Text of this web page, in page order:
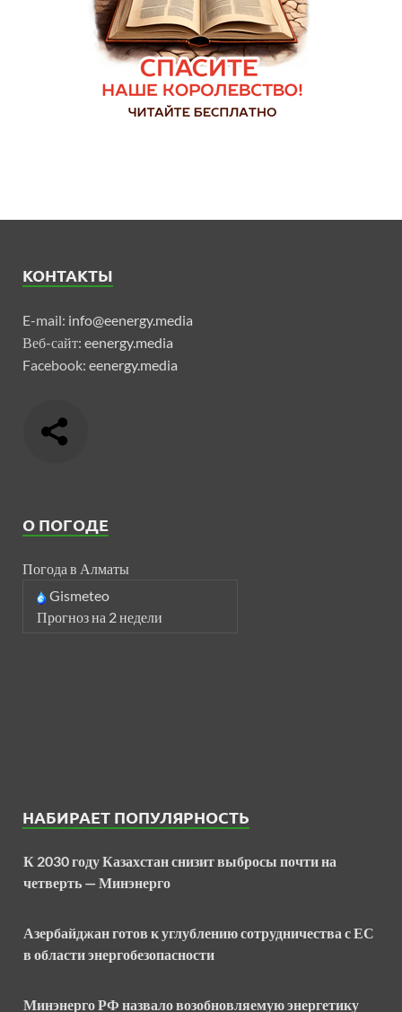
КОНТАКТЫ
E-mail: info@eenergy.media
Веб-сайт: eenergy.media
Facebook: eenergy.media
О ПОГОДЕ
Погода в Алматы
Gismeteo
Прогноз на 2 недели
НАБИРАЕТ ПОПУЛЯРНОСТЬ
К 2030 году Казахстан снизит выбросы почти на
четверть — Минэнерго
Азербайджан готов к углублению сотрудничества с ЕС
в области энергобезопасности
Минэнерго РФ назвало возобновляемую энергетику